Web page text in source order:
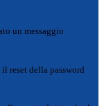
un messaggio
reset della password